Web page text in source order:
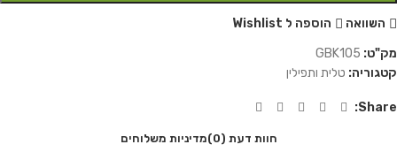
השוואה
הוספה ל Wishlist
מק"ט: GBK105
קטגוריה: טלית ותפילין
Share:
חוות דעת (0) מדיניות משלוחים